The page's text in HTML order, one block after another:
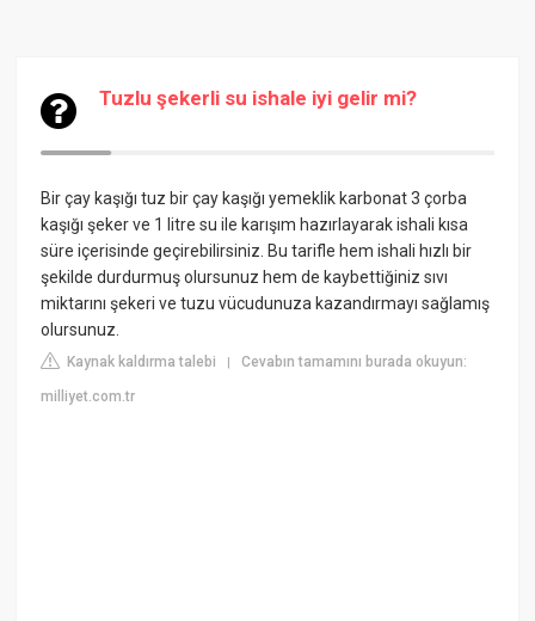
Tuzlu şekerli su ishale iyi gelir mi?
Bir çay kaşığı tuz bir çay kaşığı yemeklik karbonat 3 çorba
kaşığı şeker ve 1 litre su ile karışım hazırlayarak ishali kısa
süre içerisinde geçirebilirsiniz. Bu tarifle hem ishali hızlı bir
şekilde durdurmuş olursunuz hem de kaybettiğiniz sıvı
miktarını şekeri ve tuzu vücudunuza kazandırmayı sağlamış
olursunuz.
Kaynak kaldırma talebi |Cevabın tamamını burada okuyun:
milliyet.com.tr